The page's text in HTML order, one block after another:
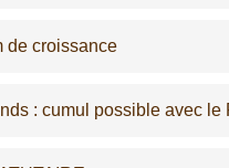
de croissance
: cumul possible avec le